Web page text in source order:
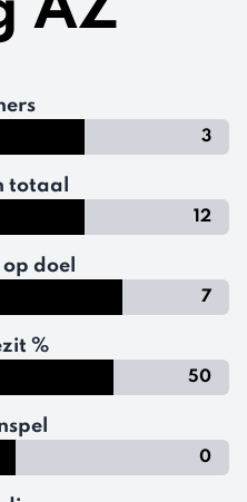
3
totaal
12
doel
7
%
50
0